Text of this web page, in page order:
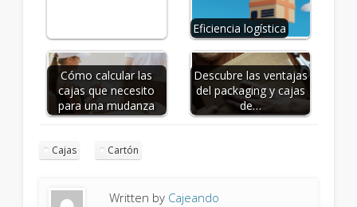
Eficiencia logística
Cómo calcular las
cajas que necesito
para una mudanza
Descubre las ventajas
del packaging y cajas
de…
Cajas Cartón
Written by Cajeando